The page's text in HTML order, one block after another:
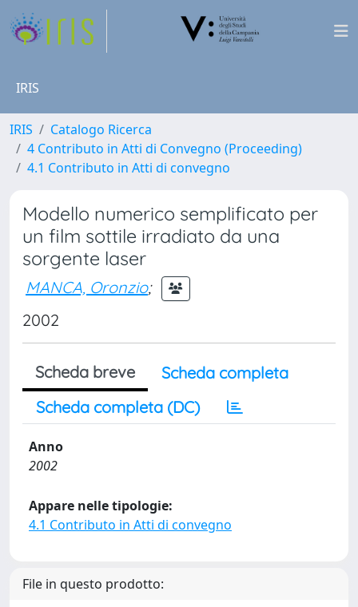
IRIS
IRIS
Catalogo Ricerca
4 Contributo in Atti di Convegno (Proceeding)
4.1 Contributo in Atti di convegno
Modello numerico semplificato per
un film sottile irradiato da una
sorgente laser
MANCA, Oronzio;
2002
Scheda breve
Scheda completa
Scheda completa (DC)
Anno
2002
Appare nelle tipologie:
4.1 Contributo in Atti di convegno
File in questo prodotto: